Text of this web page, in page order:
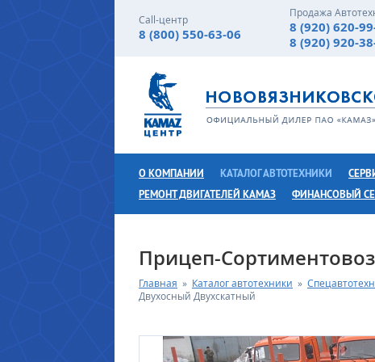
Call-центр
8 (800) 550-63-06
Продажа
8 (920) 620-
8 (920) 920-
О КОМПАНИИ КАТАЛОГ АВТОТЕХНИКИ
РЕМОНТ ДВИГАТЕЛЕЙ КАМАЗ
ФИНАНСОВЫЙ
Прицеп-
Главная » Каталог автотехники »
Двухосный Двухскатный